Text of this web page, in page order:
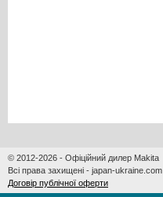
© 2012-2026 - Офіційний дилер Makita
Всі права захищені - japan-ukraine.com
Договір публічної оферти